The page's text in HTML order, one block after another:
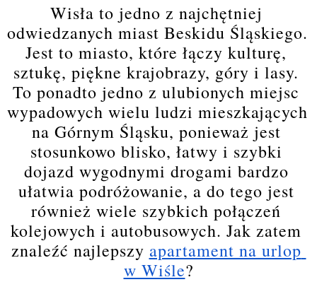
Wisła to jedno z najchętniej
odwiedzanych miast Beskidu Śląskiego.
Jest to miasto, które łączy kulturę,
sztukę, piękne krajobrazy, góry i lasy.
To ponadto jedno z ulubionych miejsc
wypadowych wielu ludzi mieszkających
na Górnym Śląsku, ponieważ jest
stosunkowo blisko, łatwy i szybki
dojazd wygodnymi drogami bardzo
ułatwia podróżowanie, a do tego jest
również wiele szybkich połączeń
kolejowych i autobusowych. Jak zatem
znaleźć najlepszy apartament na urlop
w Wiśle?